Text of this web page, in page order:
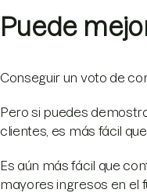
Puede
Conseguir un voto de
Pero si puedes
clientes, es más fácil
Es aún más fácil que
mayores ingresos en el